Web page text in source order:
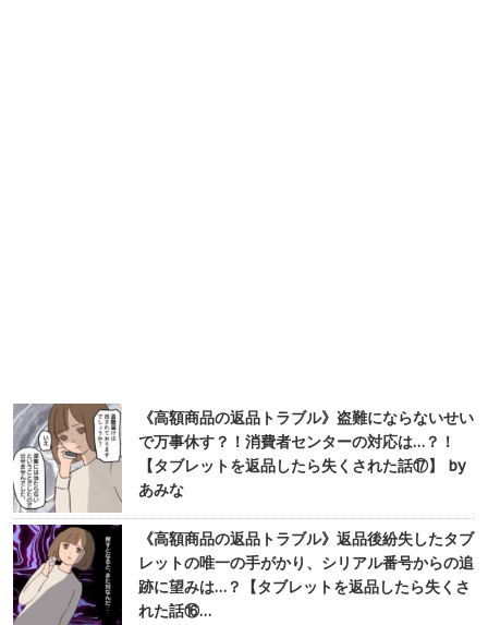
《高額商品の返品トラブル》盗難にならないせい
で万事休す？！消費者センターの対応は…？！
【タブレットを返品したら失くされた話⑰】 by
あみな
《高額商品の返品トラブル》返品後紛失したタブ
レットの唯一の手がかり、シリアル番号からの追
跡に望みは…？【タブレットを返品したら失くさ
れた話⑯…